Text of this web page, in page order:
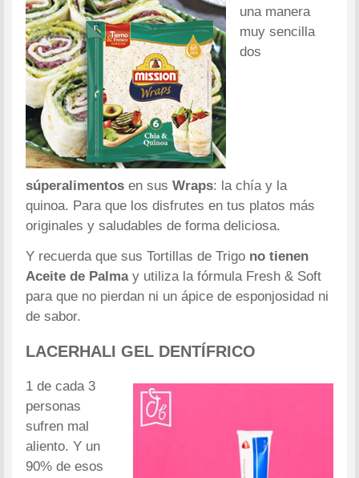
una manera
muy sencilla
dos
súperalimentosen susWraps: la chía y la
quinoa. Para que los disfrutes en tus platos más
originales y saludables de forma deliciosa.
Y recuerda que sus Tortillas de Trigo no tienen
Aceite de Palmay utiliza la fórmula Fresh & Soft
para que no pierdan ni un ápice de esponjosidad ni
de sabor.
LACERHALI GEL DENTÍFRICO
1 de cada 3
personas
sufren mal
aliento. Y un
90% de esos